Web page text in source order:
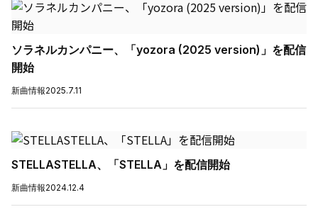
ソラネルカンパニー、「yozora (2025 version)」を配信
開始
新曲情報2025.7.11
STELLASTELLA、「STELLA」を配信開始
新曲情報2024.12.4